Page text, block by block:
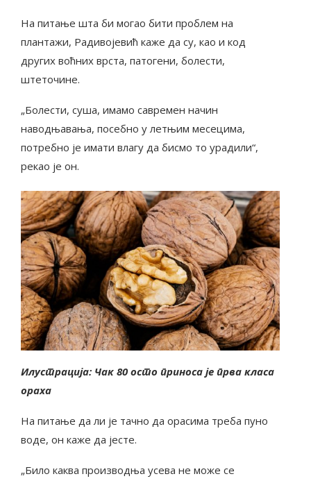
На питање шта би могао бити проблем на
плантажи, Радивојевић каже да су, као и код
других воћних врста, патогени, болести,
штеточине.
„Болести, суша, имамо савремен начин
наводњавања, посебно у летњим месецима,
потребно је имати влагу да бисмо то урадили“,
рекао је он.
Илустрација: Чак 80 осто приноса је прва класа
ораха
На питање да ли је тачно да орасима треба пуно
воде, он каже да јесте.
„Било каква производња усева не може се